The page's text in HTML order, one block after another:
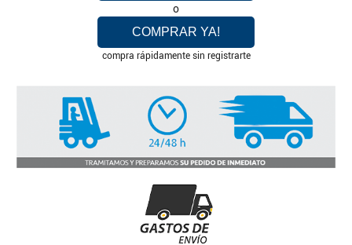
o
COMPRAR YA!
compra rápidamente sin registrarte